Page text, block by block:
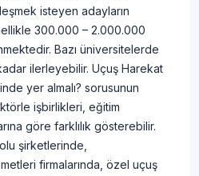
isteyen adayların
300.000 – 2.000.000
Bazı üniversitelerde
ilerleyebilir. Uçuş Harekat
yer almalı? sorusunun
işbirlikleri, eğitim
göre farklılık gösterebilir.
şirketlerinde,
firmalarında, özel uçuş